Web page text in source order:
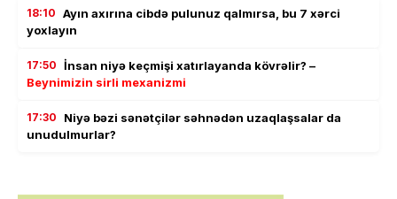
18:10 Ayın axırına cibdə pulunuz qalmırsa, bu 7 xərci
yoxlayın
17:50 İnsan niyə keçmişi xatırlayanda kövrəlir? –
Beynimizin sirli mexanizmi
17:30
Niyə bəzi sənətçilər səhnədən uzaqlaşsalar da
unudulmurlar?